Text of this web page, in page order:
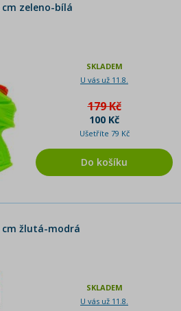
zeleno-bílá
SKLADEM
U vás už 11.8.
179 Kč
100 Kč
Ušetříte 79 Kč
Do košíku
cm žlutá-modrá
SKLADEM
U vás už 11.8.